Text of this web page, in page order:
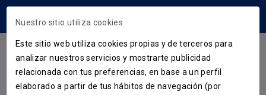
FICHAJE
Nuestro sitio utiliza cookies.
Este sitio web utiliza cookies propias y de terceros para
analizar nuestros servicios y mostrarte publicidad
relacionada con tus preferencias, en base a un perfil
elaborado a partir de tus hábitos de navegación (por